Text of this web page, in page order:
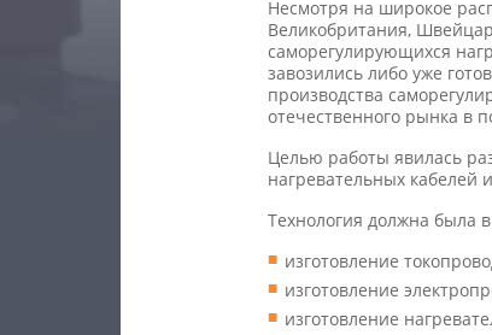
Несмотря на широкое
Великобритания,
саморегулирующихся
завозились либо уже
производства
отечественного рынка в
Целью работы явилась
нагревательных кабелей
Технология должна была
изготовление
изготовление
изготовление